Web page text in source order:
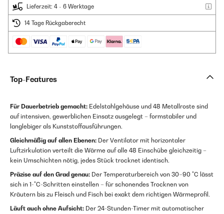
Lieferzeit: 4 - 6 Werktage
14 Tage Rückgaberecht
Top-Features
Für Dauerbetrieb gemacht: Edelstahlgehäuse und 48 Metallroste sind
auf intensiven, gewerblichen Einsatz ausgelegt – formstabiler und
langlebiger als Kunststoffausführungen.
Gleichmäßig auf allen Ebenen: Der Ventilator mit horizontaler
Luftzirkulation verteilt die Wärme auf alle 48 Einschübe gleichzeitig –
kein Umschichten nötig, jedes Stück trocknet identisch.
Präzise auf den Grad genau: Der Temperaturbereich von 30–90 °C lässt
sich in 1-°C-Schritten einstellen – für schonendes Trocknen von
Kräutern bis zu Fleisch und Fisch bei exakt dem richtigen Wärmeprofil.
Läuft auch ohne Aufsicht: Der 24-Stunden-Timer mit automatischer